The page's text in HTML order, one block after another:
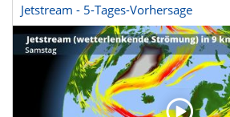
Jetstream - 5-Tages-Vorhersage